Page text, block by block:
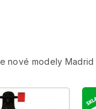
nové modely Madrid